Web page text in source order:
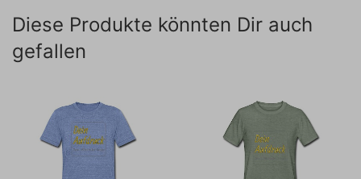
Diese Produkte könnten Dir auch
gefallen